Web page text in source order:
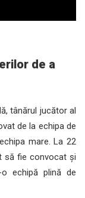
de a
tânărul jucător al
de la echipa de
mare. La 22
să fie convocat și
echipă plină de